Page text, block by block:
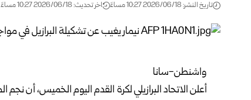
تاريخ النشر: 2026/06/18 10:27 مساءً اخر تحديث: 2026/06/18 10:27 مساءً
واشنطن-سانا
أعلن الاتحاد البرازيلي لكرة القدم اليوم الخميس، أن